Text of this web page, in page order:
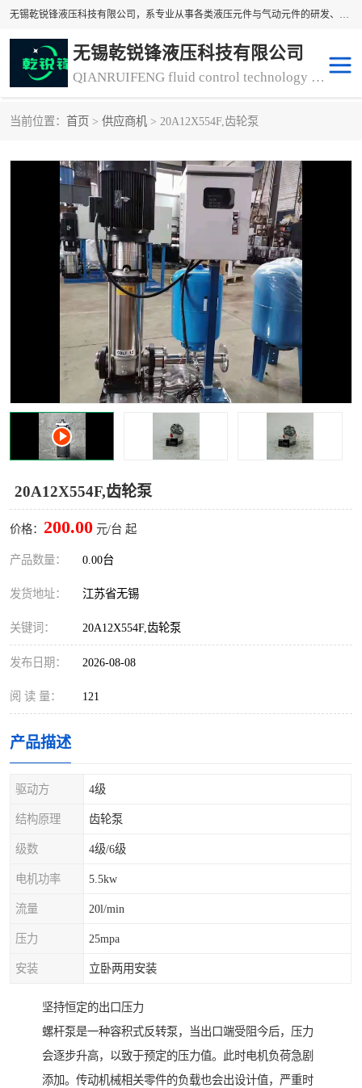
无锡乾锐锋液压科技有限公司，系专业从事各类液压元件与气动元件的研发、生产和销售业务为一体的生产型齿轮泵厂家、液压齿轮泵厂家。主要生产销售风冷式冷却器、液压油风冷却器，冷却器厂家直销、齿轮泵型号、齿轮泵厂家排名详情可来电咨询！
无锡乾锐锋液压科技有限公司
QIANRUIFENG fluid control technology co. LTD
当前位置： 首页 > 供应商机 > 20A12X554F,齿轮泵
20A12X554F,齿轮泵
价格： 200.00 元/台 起
产品数量： 0.00台
发货地址： 江苏省无锡
关键词： 20A12X554F,齿轮泵
发布日期： 2026-08-08
阅 读 量： 121
产品描述
驱动方 4级
结构原理 齿轮泵
级数 4级/6级
电机功率 5.5kw
流量 20l/min
压力 25mpa
安装 立卧两用安装
坚持恒定的出口压力
螺杆泵是一种容积式反转泵，当出口端受阻今后，压力
会逐步升高，以致于预定的压力值。此时电机负荷急剧
添加。传动机械相关零件的负载也会出设计值，严重时
冷却器厂家直销 过滤器
离合器、制动器 气动元器件
齿轮泵厂家